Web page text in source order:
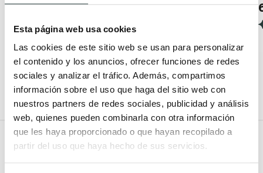
Esta página web usa cookies
Las cookies de este sitio web se usan para personalizar
el contenido y los anuncios, ofrecer funciones de redes
sociales y analizar el tráfico. Además, compartimos
información sobre el uso que haga del sitio web con
nuestros partners de redes sociales, publicidad y análisis
web, quienes pueden combinarla con otra información
que les haya proporcionado o que hayan recopilado a
partir del uso que haya hecho de sus servicios.
(23)
90,44€122,21€
Todo Muebles de baño